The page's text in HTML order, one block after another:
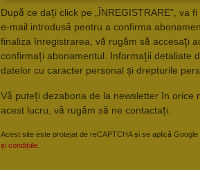
După ce dați click pe „ÎNREGISTRARE”, va
e-mail introdusă pentru a confirma
finaliza înregistrarea, vă rugăm să accesați
confirmați abonamentul. Informații detaliate
datelor cu caracter personal și drepturile
Vă puteți dezabona de la newsletter în orice
acest lucru, vă rugăm să ne contactați.
Acest site este protejat de reCAPTCHA și se aplică Google
și condițiile